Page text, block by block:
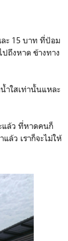
ะ 15 บาท ที่ป้อม
ปถึงหาด ข้างทาง
ำใสเท่านั้นแหละ
แล้ว ที่หาดคนก็
ล้ว เราก็จะไม่ให้